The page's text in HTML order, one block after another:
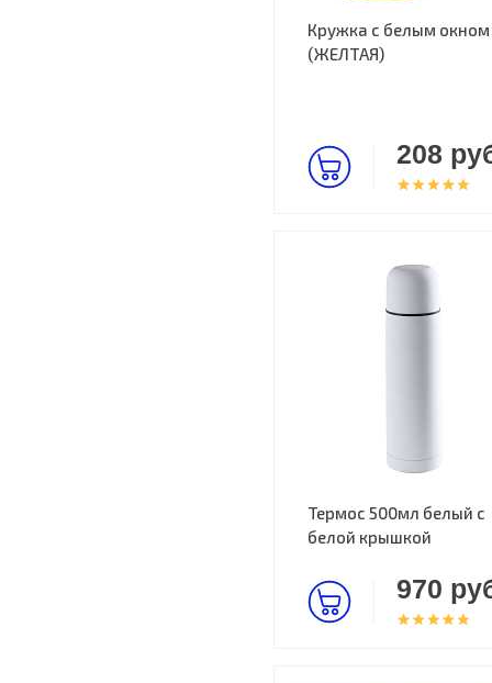
Кружка с белым окном
(ЖЕЛТАЯ)
208
Термос 500мл белый с
белой крышкой
970